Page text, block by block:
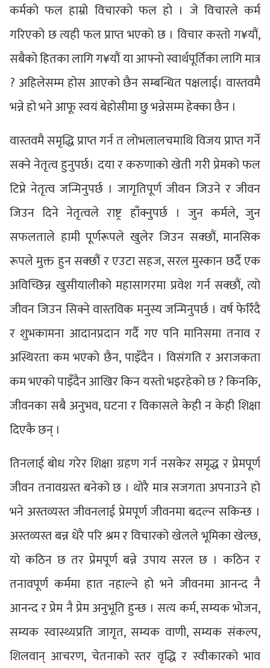
कर्मको फल हाम्रो विचारको फल हो । जे विचारले कर्म
गरिएको छ त्यही फल प्राप्त भएको छ । विचार कस्तो ग¥यौं,
सबैको हितका लागि ग¥यौं या आफ्नो स्वार्थपूर्तिका लागि मात्र
? अहिलेसम्म होस आएको छैन सम्बन्धित पक्षलाई। वास्तवमै
भन्ने हो भने आफू स्वयं बेहोसीमा छु भन्नेसम्म हेक्का छैन ।
वास्तवमै समृद्धि प्राप्त गर्न त लोभलालचमाथि विजय प्राप्त गर्ने
सक्ने नेतृत्व हुनुपर्छ। दया र करुणाको खेती गरी प्रेमको फल
टिप्ने नेतृत्व जन्मिनुपर्छ । जागृतिपूर्ण जीवन जिउने र जीवन
जिउन दिने नेतृत्वले राष्ट्र हाँक्नुपर्छ । जुन कर्मले, जुन
सफलताले हामी पूर्णरूपले खुलेर जिउन सक्छौं, मानसिक
रूपले मुक्त हुन सक्छौं र एउटा सहज, सरल मुस्कान छर्दै एक
अविच्छिन्न खुसीयालीको महासागरमा प्रवेश गर्न सक्छौं, त्यो
जीवन जिउन सिक्ने वास्तविक मनुस्य जन्मिनुपर्छ । वर्ष फेरिँदै
र शुभकामना आदानप्रदान गर्दै गए पनि मानिसमा तनाव र
अस्थिरता कम भएको छैन, पाइँदैन । विसंगति र अराजकता
कम भएको पाइँदैन आखिर किन यस्तो भइरहेको छ ? किनकि,
जीवनका सबै अनुभव, घटना र विकासले केही न केही शिक्षा
दिएकै छन् ।
तिनलाई बोध गरेर शिक्षा ग्रहण गर्न नसकेर समृद्ध र प्रेमपूर्ण
जीवन तनावग्रस्त बनेको छ । थोरै मात्र सजगता अपनाउने हो
भने अस्तव्यस्त जीवनलाई प्रेमपूर्ण जीवनमा बदल्न सकिन्छ ।
अस्तव्यस्त बन्न धेरै परि श्रम र विचारको खेलले भूमिका खेल्छ,
यो कठिन छ तर प्रेमपूर्ण बन्ने उपाय सरल छ । कठिन र
तनावपूर्ण कर्ममा हात नहाल्ने हो भने जीवनमा आनन्द नै
आनन्द र प्रेम नै प्रेम अनुभूति हुन्छ । सत्य कर्म, सम्यक भोजन,
सम्यक स्वास्थ्यप्रति जागृत, सम्यक वाणी, सम्यक संकल्प,
शिलवान् आचरण, चेतनाको स्तर वृद्धि र स्वीकारको भाव